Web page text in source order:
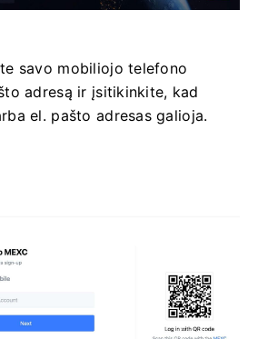
savo mobiliojo telefono
adresą ir įsitikinkite, kad
el. pašto adresas galioja.